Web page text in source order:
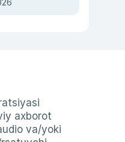
axborot
va/yoki